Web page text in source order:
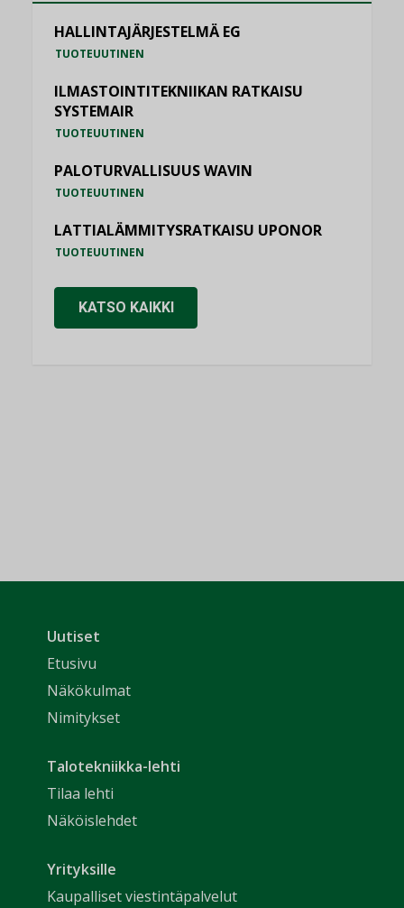
HALLINTAJÄRJESTELMÄ EG
TUOTEUUTINEN
ILMASTOINTITEKNIIKAN RATKAISU
SYSTEMAIR
TUOTEUUTINEN
PALOTURVALLISUUS WAVIN
TUOTEUUTINEN
LATTIALÄMMITYSRATKAISU UPONOR
TUOTEUUTINEN
KATSO KAIKKI
Uutiset
Etusivu
Näkökulmat
Nimitykset
Talotekniikka-lehti
Tilaa lehti
Näköislehdet
Yrityksille
Kaupalliset viestintäpalvelut